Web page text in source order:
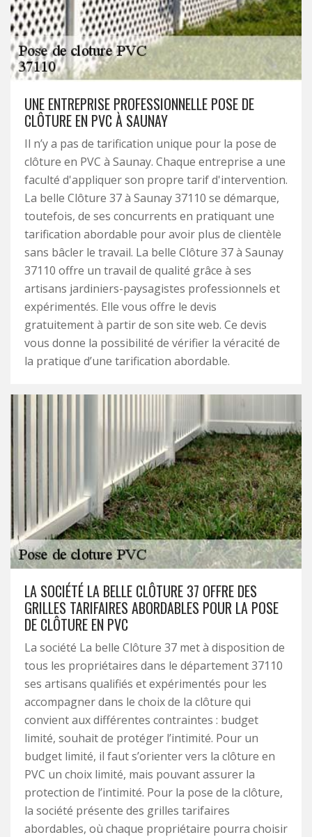
UNE ENTREPRISE PROFESSIONNELLE POSE DE
CLÔTURE EN PVC À SAUNAY
Il n’y a pas de tarification unique pour la pose de
clôture en PVC à Saunay. Chaque entreprise a une
faculté d'appliquer son propre tarif d'intervention.
La belle Clôture 37 à Saunay 37110 se démarque,
toutefois, de ses concurrents en pratiquant une
tarification abordable pour avoir plus de clientèle
sans bâcler le travail. La belle Clôture 37 à Saunay
37110 offre un travail de qualité grâce à ses
artisans jardiniers-paysagistes professionnels et
expérimentés. Elle vous offre le devis
gratuitement à partir de son site web. Ce devis
vous donne la possibilité de vérifier la véracité de
la pratique d’une tarification abordable.
LA SOCIÉTÉ LA BELLE CLÔTURE 37 OFFRE DES
GRILLES TARIFAIRES ABORDABLES POUR LA POSE
DE CLÔTURE EN PVC
La société La belle Clôture 37 met à disposition de
tous les propriétaires dans le département 37110
ses artisans qualifiés et expérimentés pour les
accompagner dans le choix de la clôture qui
convient aux différentes contraintes : budget
limité, souhait de protéger l’intimité. Pour un
budget limité, il faut s’orienter vers la clôture en
PVC un choix limité, mais pouvant assurer la
protection de l’intimité. Pour la pose de la clôture,
la société présente des grilles tarifaires
abordables, où chaque propriétaire pourra choisir